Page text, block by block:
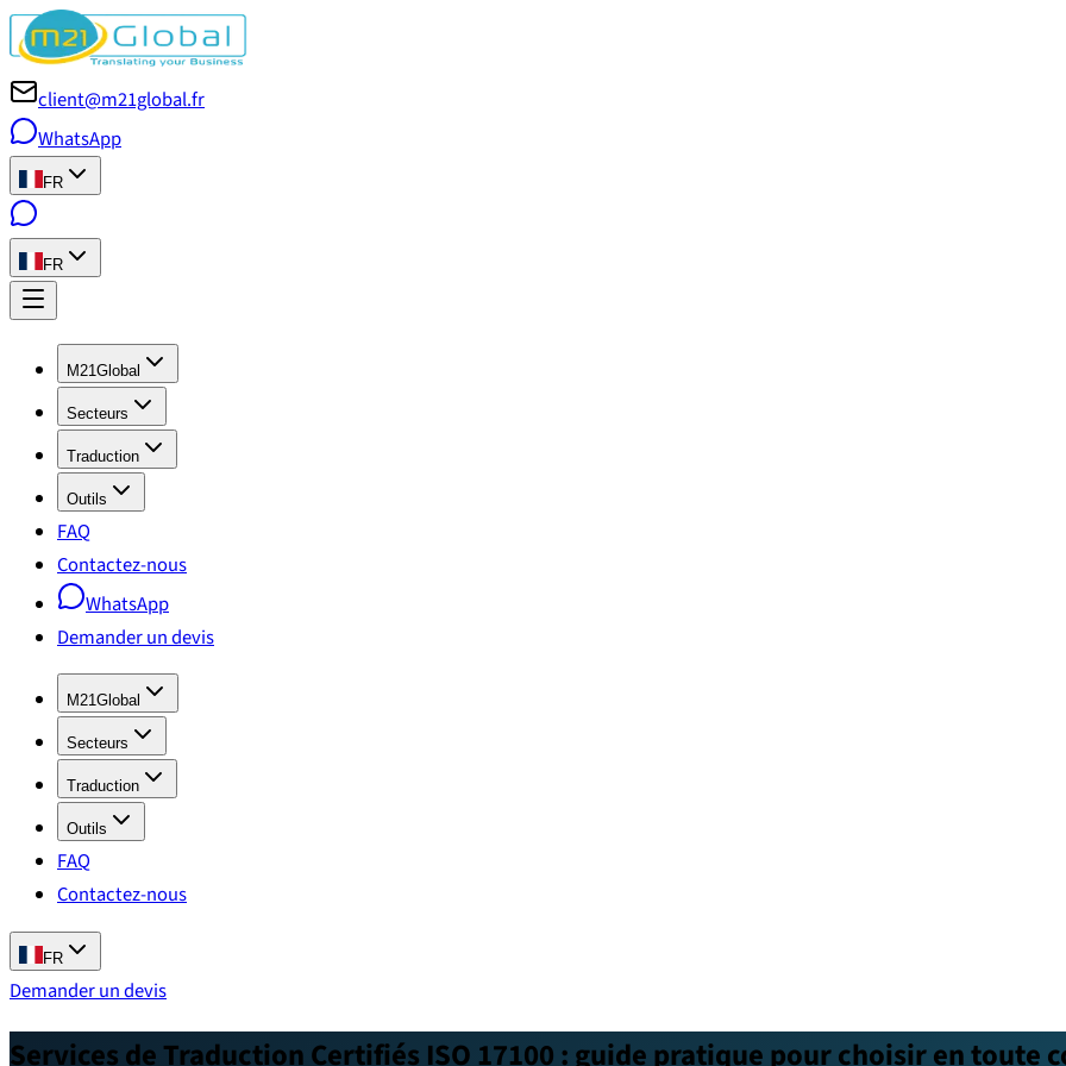
client@m21global.fr
WhatsApp
FR
FR
M21Global
Secteurs
Traduction
Outils
FAQ
Contactez-nous
WhatsApp
Demander un devis
M21Global
Secteurs
Traduction
Outils
FAQ
Contactez-nous
FR
Demander un devis
Services de Traduction Certifiés ISO 17100 : guide pratique pour choisir en toute